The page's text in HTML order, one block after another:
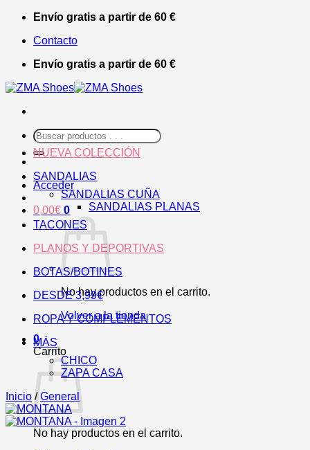
Saltar
contenido
Envío gratis a partir de 60 €
Contacto
Envío gratis a partir de 60 €
Buscar
por:
Acceder
0,00€ 0
No hay productos en el carrito.
Volver a la tienda
0
Carrito
No hay productos en el carrito.
NUEVA COLECCIÓN
SANDALIAS
SANDALIAS CUÑA
SANDALIAS PLANAS
TACONES
PLANOS Y DEPORTIVAS
BOTAS/BOTINES
DESDE 3,99€
ROPA Y COMPLEMENTOS
MÁS
CHICO
ZAPA CASA
Inicio / General